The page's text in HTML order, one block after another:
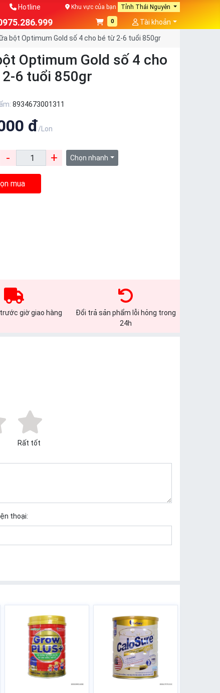
Hotline Khu vực của bạn Tỉnh Thái Nguyên
0 Tài khoản
bột Optimum Gold số 4 cho bé từ 2-6 tuổi 850gr
Optimum Gold số 4 cho
6 tuổi 850gr
8934673001311
đ/Lon
- + Chọn nhanh
mua
giờ giao hàng
Đổi trả sản phẩm lỗi hỏng trong
24h
Rất tốt
thoại: